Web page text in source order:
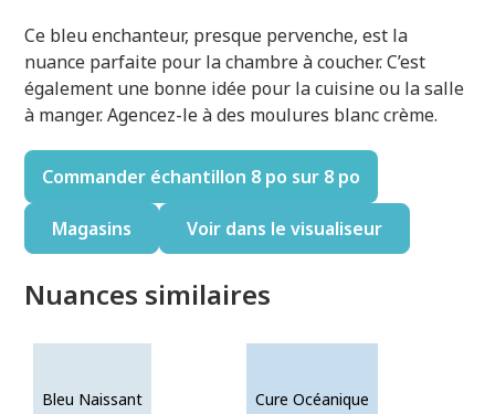
Ce bleu enchanteur, presque pervenche, est la
nuance parfaite pour la chambre à coucher. C’est
également une bonne idée pour la cuisine ou la salle
à manger. Agencez-le à des moulures blanc crème.
Commander échantillon 8 po sur 8 po
Magasins Voir dans le visualiseur
Nuances similaires
Bleu Naissant Cure Océanique